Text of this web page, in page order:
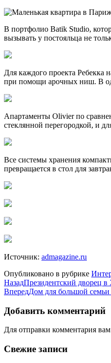
В портфолио Batik Studio,
вызывать у постояльца не
Для каждого проекта Ребекка
при помощи арочных ниш. В
Апартаменты Olivier по
стеклянной перегородкой, и
Все системы хранения
превращается в стол для
Источник: admagazine.ru
Опубликовано в рубрике
НазадПрезидентский дворец
ВпередДом для большой
Добавить комментарий
Для отправки комментария
Свежие записи